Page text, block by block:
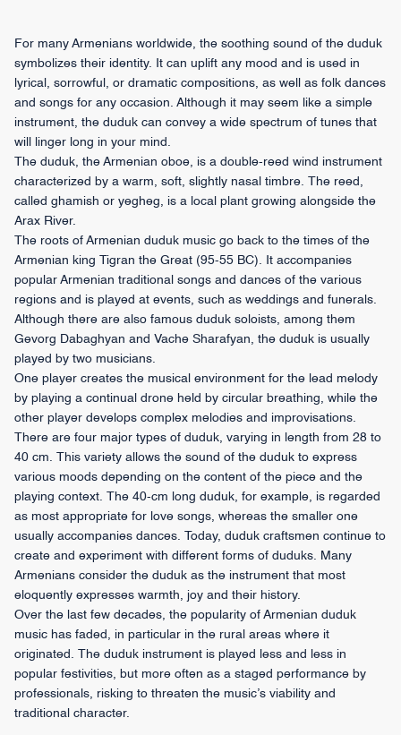
For many Armenians worldwide, the soothing sound of the duduk
symbolizes their identity. It can uplift any mood and is used in
lyrical, sorrowful, or dramatic compositions, as well as folk dances
and songs for any occasion. Although it may seem like a simple
instrument, the duduk can convey a wide spectrum of tunes that
will linger long in your mind.
The duduk, the Armenian oboe, is a double-reed wind instrument
characterized by a warm, soft, slightly nasal timbre. The reed,
called ghamish or yegheg, is a local plant growing alongside the
Arax River.
The roots of Armenian duduk music go back to the times of the
Armenian king Tigran the Great (95-55 BC). It accompanies
popular Armenian traditional songs and dances of the various
regions and is played at events, such as weddings and funerals.
Although there are also famous duduk soloists, among them
Gevorg Dabaghyan and Vache Sharafyan, the duduk is usually
played by two musicians.
One player creates the musical environment for the lead melody
by playing a continual drone held by circular breathing, while the
other player develops complex melodies and improvisations.
There are four major types of duduk, varying in length from 28 to
40 cm. This variety allows the sound of the duduk to express
various moods depending on the content of the piece and the
playing context. The 40-cm long duduk, for example, is regarded
as most appropriate for love songs, whereas the smaller one
usually accompanies dances. Today, duduk craftsmen continue to
create and experiment with different forms of duduks. Many
Armenians consider the duduk as the instrument that most
eloquently expresses warmth, joy and their history.
Over the last few decades, the popularity of Armenian duduk
music has faded, in particular in the rural areas where it
originated. The duduk instrument is played less and less in
popular festivities, but more often as a staged performance by
professionals, risking to threaten the music’s viability and
traditional character.